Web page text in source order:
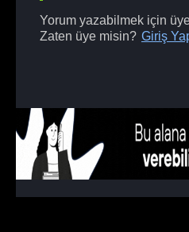
Yorum yazabilmek için üye
Zaten üye misin? Giriş